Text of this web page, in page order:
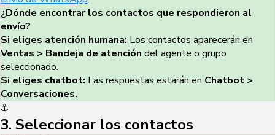
¿Dónde encontrar los contactos que respondieron al
envío?
Si eliges atención humana: Los contactos aparecerán en
Ventas > Bandeja de atención del agente o grupo
seleccionado.
Si eliges chatbot: Las respuestas estarán en Chatbot >
Conversaciones.
⚓
3. Seleccionar los contactos